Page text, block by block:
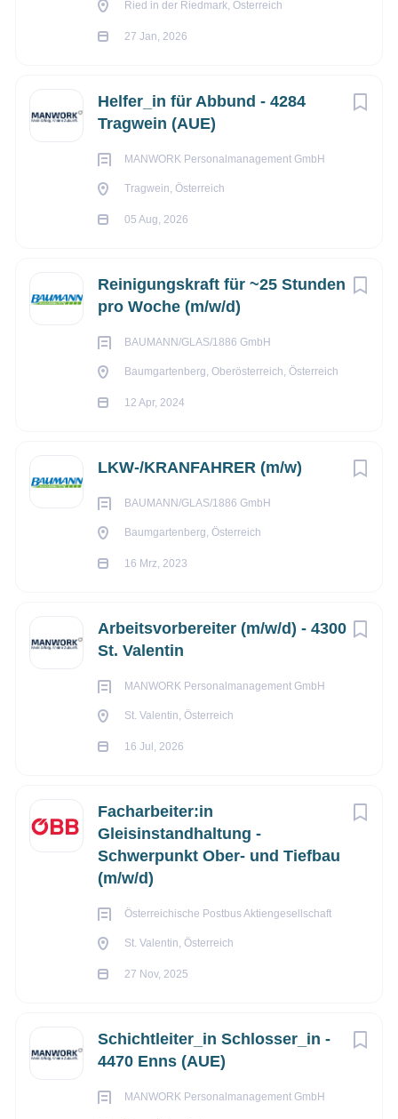
cadabra Talent-Experts(2)
dm drogerie markt GmbH
Ried in der Riedmark, Österreich
27 Jan, 2026
Helfer_in für Abbund - 4284
Tragwein (AUE)
MANWORK Personalmanagement GmbH
Tragwein, Österreich
05 Aug, 2026
Reinigungskraft für ~25 Stunden
pro Woche (m/w/d)
BAUMANN/GLAS/1886 GmbH
Baumgartenberg, Oberösterreich, Österreich
12 Apr, 2024
LKW-/KRANFAHRER (m/w)
BAUMANN/GLAS/1886 GmbH
Baumgartenberg, Österreich
16 Mrz, 2023
Arbeitsvorbereiter (m/w/d) - 4300
St. Valentin
MANWORK Personalmanagement GmbH
St. Valentin, Österreich
16 Jul, 2026
Facharbeiter:in
Gleisinstandhaltung -
Schwerpunkt Ober- und Tiefbau
(m/w/d)
Österreichische Postbus Aktiengesellschaft
St. Valentin, Österreich
27 Nov, 2025
Schichtleiter_in Schlosser_in -
4470 Enns (AUE)
MANWORK Personalmanagement GmbH
Das Mindestentgelt für die Stelle als Autoaufbereiter_in
beträgt 2.516,58 EUR brutto pro Monat auf Basis
Vollzeitbeschäftigung. Bereitschaft zur Überzahlung.
GmbH
UNTERNEHMENSPROFIL
list